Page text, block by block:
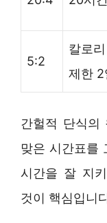
5:2
칼로리
제한 2
간헐적 단식의
맞은 시간표를
시간을 잘 지
것이 핵심입니